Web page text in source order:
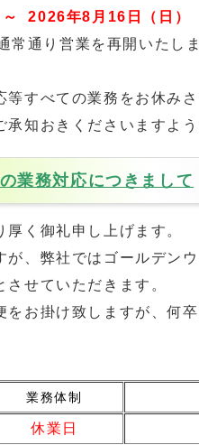
2026年8月16日（日）
通り営業を再開いたしま
すべての業務をお休み
知おきくださいますよ
業務対応につきまして
く御礼申し上げます。
が、弊社ではゴールデン
せていただきます。
お掛け致しますが、何
業務体制
休業日